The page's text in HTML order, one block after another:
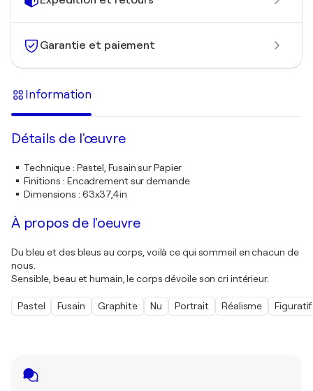
Garantie et paiement
Information
Détails de l'œuvre
Technique: Pastel, Fusain sur Papier
Finitions : Encadrement sur demande
Dimensions : 63x37,4in
À propos de l'oeuvre
Du bleu et des bleus au corps, voilà ce qui sommeil en chacun de
nous.
Sensible, beau et humain, le corps dévoile son cri intérieur.
Pastel Fusain Graphite Nu Portrait Réalisme Figuratif